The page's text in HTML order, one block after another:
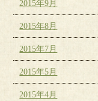
2015年9月
2015年8月
2015年7月
2015年5月
2015年4月